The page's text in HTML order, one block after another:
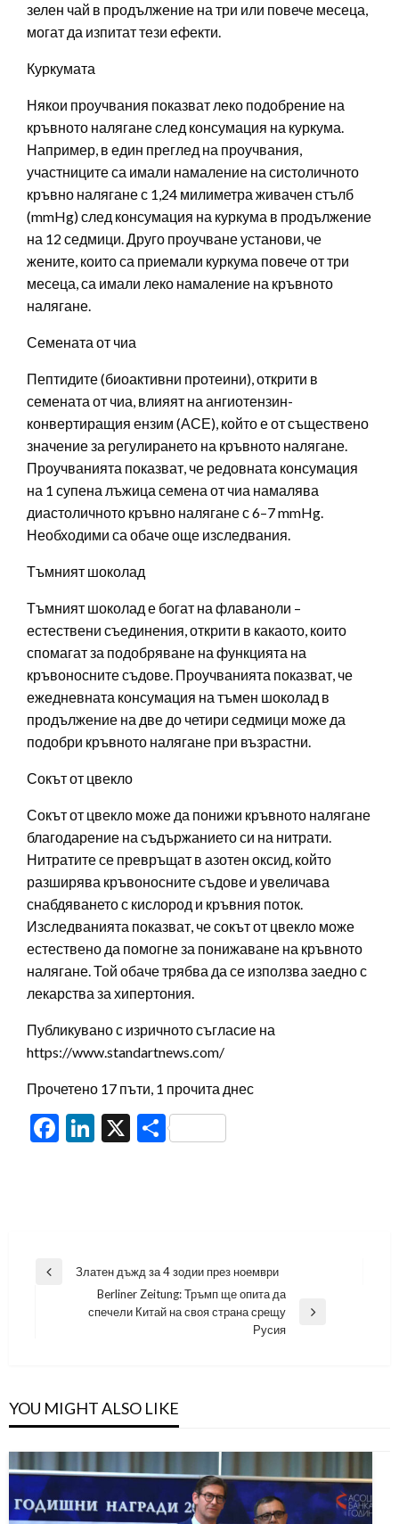
зелен чай в продължение на три или повече месеца,
могат да изпитат тези ефекти.
Куркумата
Някои проучвания показват леко подобрение на
кръвното налягане след консумация на куркума.
Например, в един преглед на проучвания,
участниците са имали намаление на систоличното
кръвно налягане с 1,24 милиметра живачен стълб
(mmHg) след консумация на куркума в продължение
на 12 седмици. Друго проучване установи, че
жените, които са приемали куркума повече от три
месеца, са имали леко намаление на кръвното
налягане.
Семената от чиа
Пептидите (биоактивни протеини), открити в
семената от чиа, влияят на ангиотензин-
конвертиращия ензим (АСЕ), който е от съществено
значение за регулирането на кръвното налягане.
Проучванията показват, че редовната консумация
на 1 супена лъжица семена от чиа намалява
диастоличното кръвно налягане с 6–7 mmHg.
Необходими са обаче още изследвания.
Тъмният шоколад
Тъмният шоколад е богат на флаваноли –
естествени съединения, открити в какаото, които
спомагат за подобряване на функцията на
кръвоносните съдове. Проучванията показват, че
ежедневната консумация на тъмен шоколад в
продължение на две до четири седмици може да
подобри кръвното налягане при възрастни.
Сокът от цвекло
Сокът от цвекло може да понижи кръвното налягане
благодарение на съдържанието си на нитрати.
Нитратите се превръщат в азотен оксид, който
разширява кръвоносните съдове и увеличава
снабдяването с кислород и кръвния поток.
Изследванията показват, че сокът от цвекло може
естествено да помогне за понижаване на кръвното
налягане. Той обаче трябва да се използва заедно с
лекарства за хипертония.
Публикувано с изричното съгласие на
https://www.standartnews.com/
Прочетено 17 пъти, 1 прочита днес
Facebook
LinkedIn
X Share
Навигация
Previous
Златен дъжд за 4 зодии през ноември
Berliner Zeitung: Тръмп ще опита да
спечели Китай на своя страна срещу
Русия
YOU MIGHT ALSO LIKE